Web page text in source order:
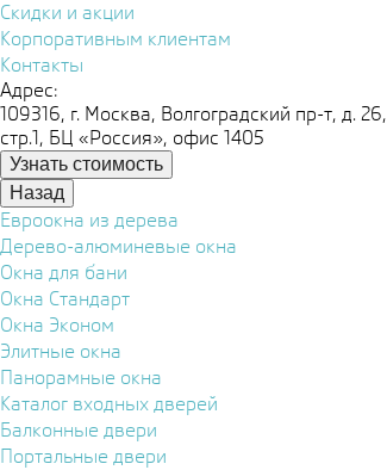
Скидки и акции
Корпоративным клиентам
Контакты
Адрес:
109316, г. Москва, Волгоградский пр-т, д. 26,
стр.1, БЦ «Россия», офис 1405
Узнать стоимость
Назад
Евроокна из дерева
Дерево-алюминевые окна
Окна для бани
Окна Стандарт
Окна Эконом
Элитные окна
Панорамные окна
Каталог входных дверей
Балконные двери
Портальные двери